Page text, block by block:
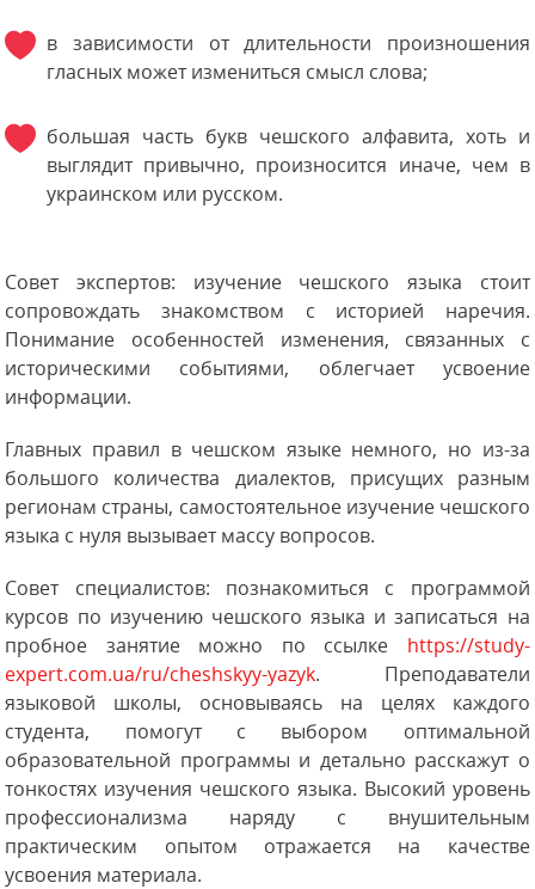
в зависимости от длительности произношения
гласных может измениться смысл слова;
большая часть букв чешского алфавита, хоть и
выглядит привычно, произносится иначе, чем в
украинском или русском.
Совет экспертов: изучение чешского языка стоит
сопровождать знакомством с историей наречия.
Понимание особенностей изменения, связанных с
историческими событиями, облегчает усвоение
информации.
Главных правил в чешском языке немного, но из-за
большого количества диалектов, присущих разным
регионам страны, самостоятельное изучение чешского
языка с нуля вызывает массу вопросов.
Совет специалистов: познакомиться с программой
курсов по изучению чешского языка и записаться на
пробное занятие можно по ссылке https://study-
expert.com.ua/ru/cheshskyy-yazyk. Преподаватели
языковой школы, основываясь на целях каждого
студента, помогут с выбором оптимальной
образовательной программы и детально расскажут о
тонкостях изучения чешского языка. Высокий уровень
профессионализма наряду с внушительным
практическим опытом отражается на качестве
усвоения материала.